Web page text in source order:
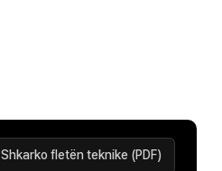
Shkarko fletën teknike (PDF)